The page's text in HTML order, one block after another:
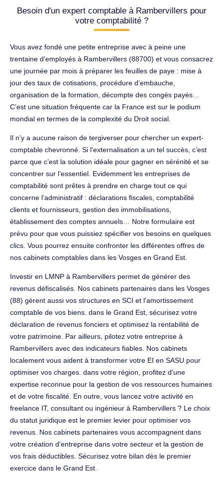
Besoin d'un expert comptable à Rambervillers pour
votre comptabilité ?
Vous avez fondé une petite entreprise avec à peine une
trentaine d’employés à Rambervillers (88700) et vous consacrez
une journée par mois à préparer les feuilles de paye : mise à
jour des taux de cotisations, procédure d’embauche,
organisation de la formation, décompte des congés payés…
C’est une situation fréquente car la France est sur le podium
mondial en termes de la complexité du Droit social.
Il n’y a aucune raison de tergiverser pour chercher un expert-
comptable chevronné. Si l'externalisation a un tel succès, c’est
parce que c’est la solution idéale pour gagner en sérénité et se
concentrer sur l’essentiel. Evidemment les entreprises de
comptabilité sont prêtes à prendre en charge tout ce qui
concerne l’administratif : déclarations fiscales, comptabilité
clients et fournisseurs, gestion des immobilisations,
établissement des comptes annuels… Notre formulaire est
prévu pour que vous puissiez spécifier vos besoins en quelques
clics. Vous pourrez ensuite confronter les différentes offres de
nos cabinets comptables dans les Vosges en Grand Est.
Investir en LMNP à Rambervillers permet de générer des
revenus défiscalisés. Nos cabinets partenaires dans les Vosges
(88) gèrent aussi vos structures en SCI et l'amortissement
comptable de vos biens. dans le Grand Est, sécurisez votre
déclaration de revenus fonciers et optimisez la rentabilité de
votre patrimoine. Par ailleurs, pilotez votre entreprise à
Rambervillers avec des indicateurs fiables. Nos cabinets
localement vous aident à transformer votre EI en SASU pour
optimiser vos charges. dans votre région, profitez d'une
expertise reconnue pour la gestion de vos ressources humaines
et de votre fiscalité. En outre, vous lancez votre activité en
freelance IT, consultant ou ingénieur à Rambervillers ? Le choix
du statut juridique est le premier levier pour optimiser vos
revenus. Nos cabinets partenaires vous accompagnent dans
votre création d'entreprise dans votre secteur et la gestion de
vos frais déductibles. Sécurisez votre bilan dès le premier
exercice dans le Grand Est.